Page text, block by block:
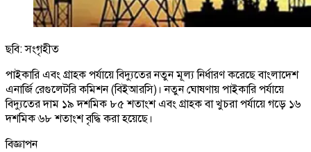
ছবি: সংগৃহীত
পাইকারি এবং গ্রাহক পর্যায়ে বিদ্যুতের নতুন মূল্য নির্ধারণ করেছে বাংলাদেশ
এনার্জি রেগুলেটরি কমিশন (বিইআরসি)। নতুন ঘোষণায় পাইকারি পর্যায়ে
বিদ্যুতের দাম ১৯ দশমিক ৮৫ শতাংশ এবং গ্রাহক বা খুচরা পর্যায়ে গড়ে ১৬
দশমিক ৬৮ শতাংশ বৃদ্ধি করা হয়েছে।
বিজ্ঞাপন